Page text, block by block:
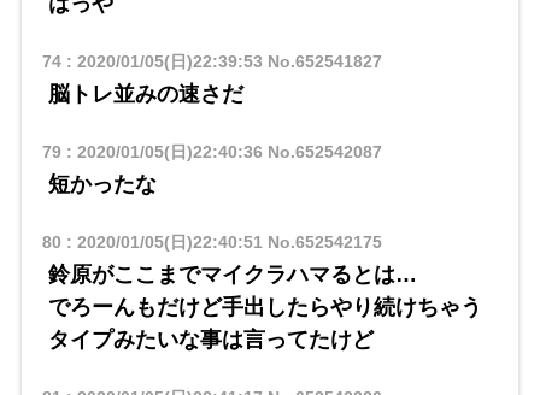
74: 2020/01/05(日)22:39:53 No.652541827
脳トレ並みの速さだ
79: 2020/01/05(日)22:40:36 No.652542087
短かったな
80 : 2020/01/05(日)22:40:51 No.652542175
鈴原がここまでマイクラハマるとは…
でろーんもだけど手出したらやり続けちゃう
タイプみたいな事は言ってたけど